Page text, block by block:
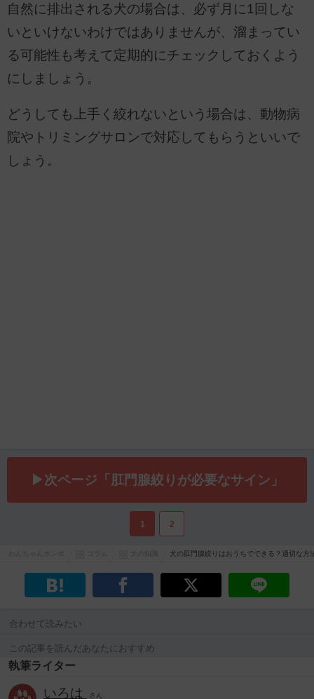
自然に排出される犬の場合は、必ず月に1回しな
いといけないわけではありませんが、溜まってい
る可能性も考えて定期的にチェックしておくよう
にしましょう。
どうしても上手く絞れないという場合は、動物病
院やトリミングサロンで対応してもらうといいで
しょう。
▶次ページ「肛門腺絞りが必要なサイン」
1 2
犬の肛門腺絞りはおうちでできる？適切な方
合わせて読みたい
この記事を読んだあなたにおすすめ
執筆ライター
いろは さん